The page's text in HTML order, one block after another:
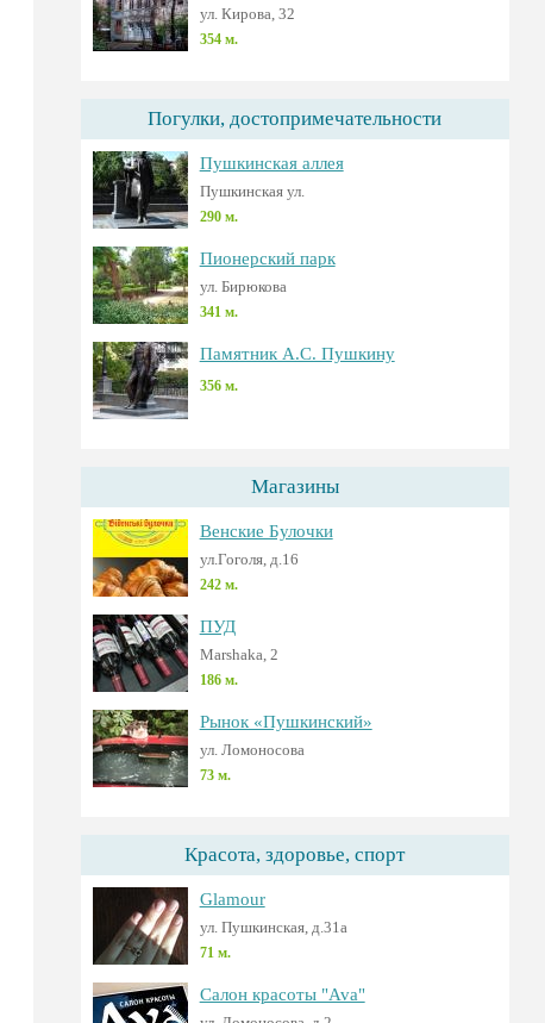
ул. Кирова, 32
354 м.
Погулки, достопримечательности
Пушкинская аллея
Пушкинская ул.
290 м.
Пионерский парк
ул. Бирюкова
341 м.
Памятник А.С. Пушкину
356 м.
Магазины
Венские Булочки
ул.Гоголя, д.16
242 м.
ПУД
Marshaka, 2
186 м.
Рынок «Пушкинский»
ул. Ломоносова
73 м.
Красота, здоровье, спорт
Glamour
ул. Пушкинская, д.31а
71 м.
Салон красоты "Ava"